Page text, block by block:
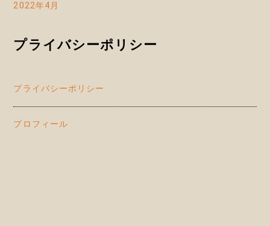
2022年4月
プライバシーポリシー
プライバシーポリシー
プロフィール